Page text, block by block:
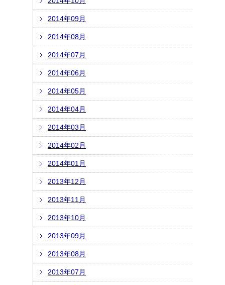
2014年09月
2014年08月
2014年07月
2014年06月
2014年05月
2014年04月
2014年03月
2014年02月
2014年01月
2013年12月
2013年11月
2013年10月
2013年09月
2013年08月
2013年07月